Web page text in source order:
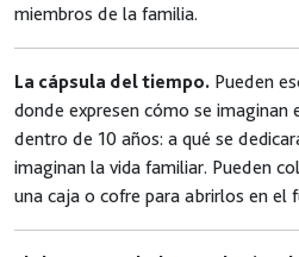
miembros de la familia.
La cápsula del tiempo. Pueden
donde expresen cómo se
dentro de 10 años: a qué se
imaginan la vida familiar. Pueden
una caja o cofre para abrirlos en el